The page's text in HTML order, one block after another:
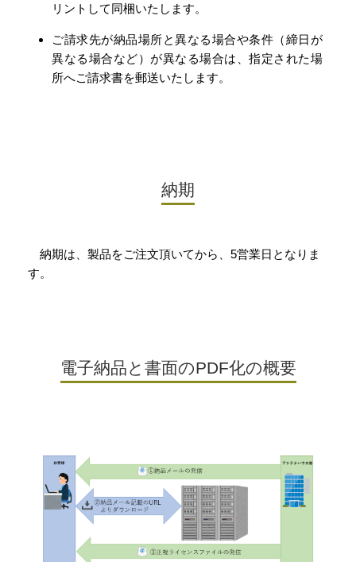
リントして同梱いたします。
ご請求先が納品場所と異なる場合や条件（締日が
異なる場合など）が異なる場合は、指定された場
所へご請求書を郵送いたします。
納期
納期は、製品をご注文頂いてから、5営業日となりま
す。
電子納品と書面のPDF化の概要